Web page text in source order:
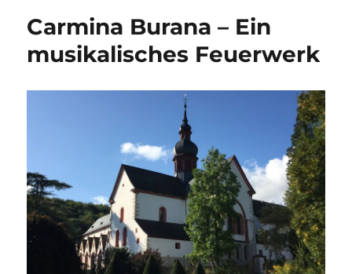
Carmina Burana – Ein
musikalisches Feuerwerk